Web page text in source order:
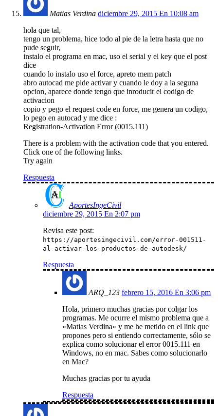
Matias Verdina diciembre 29, 2015 En 10:08 am
hola que tal,
tengo un problema, hice todo al pie de la letra hasta que no
pude seguir,
instalo el programa en mac, uso el serial y el key que el post
dice
cuando lo instalo uso el force, apreto mem patch
abro autocad me pide activar y cuando le doy a la seguna
opcion, aparece donde tengo que inroducir el codigo de
activacion
copio y pego el request code en force, me genera un codigo,
lo pego en autocad y me dice :
Registration-Activation Error (0015.111)
There is a problem with the activation code that you entered.
Click one of the following links.
Try again
Respuesta
AportesIngeCivil
diciembre 29, 2015 En 2:07 pm
Revisa este post:
https://aportesingecivil.com/error-001511-
al-activar-los-productos-de-autodesk/
Respuesta
ARQ_123 febrero 15, 2016 En 3:06 pm
Hola, primero muchas gracias por colgar los
programas. Me ocurre el mismo problema que a
«Matias Verdina» y me he metido en el link que
propones pero si entiendo correctamente, sólo se
explica como solucionar el error 0015.111 en
Windows, no en mac. Sabes como solucionarlo
en Mac?
Muchas gracias por tu ayuda
Respuesta